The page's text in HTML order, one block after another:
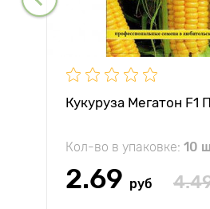
Кукуруза Мегатон F1
Кол-во в упаковке: 10
2.69 руб